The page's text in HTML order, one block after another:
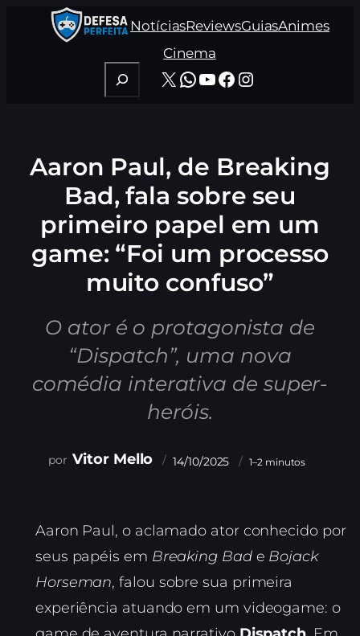
NotíciasReviewsGuiasAnimes
Cinema
Pesquisar
X WhatsApp
Youtube
Facebook
Instagram
Aaron Paul, de Breaking
Bad, fala sobre seu
primeiro papel em um
game: “Foi um processo
muito confuso”
O ator é o protagonista de
“Dispatch”, uma nova
comédia interativa de super-
heróis.
Vitor Mello 14/10/2025 1–2 minutos
Aaron Paul, o aclamado ator conhecido por
seus papéis em Breaking Bade Bojack
Horseman, falou sobre sua primeira
experiência atuando em um videogame: o